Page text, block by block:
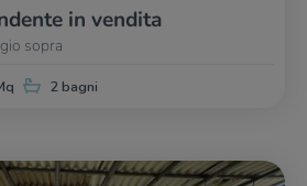
in vendita
sopra
2 bagni